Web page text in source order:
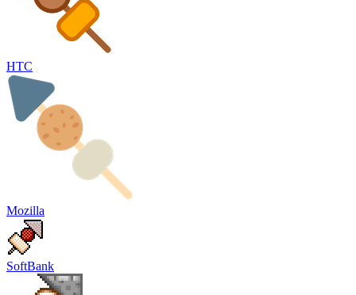
HTC
Mozilla
SoftBank